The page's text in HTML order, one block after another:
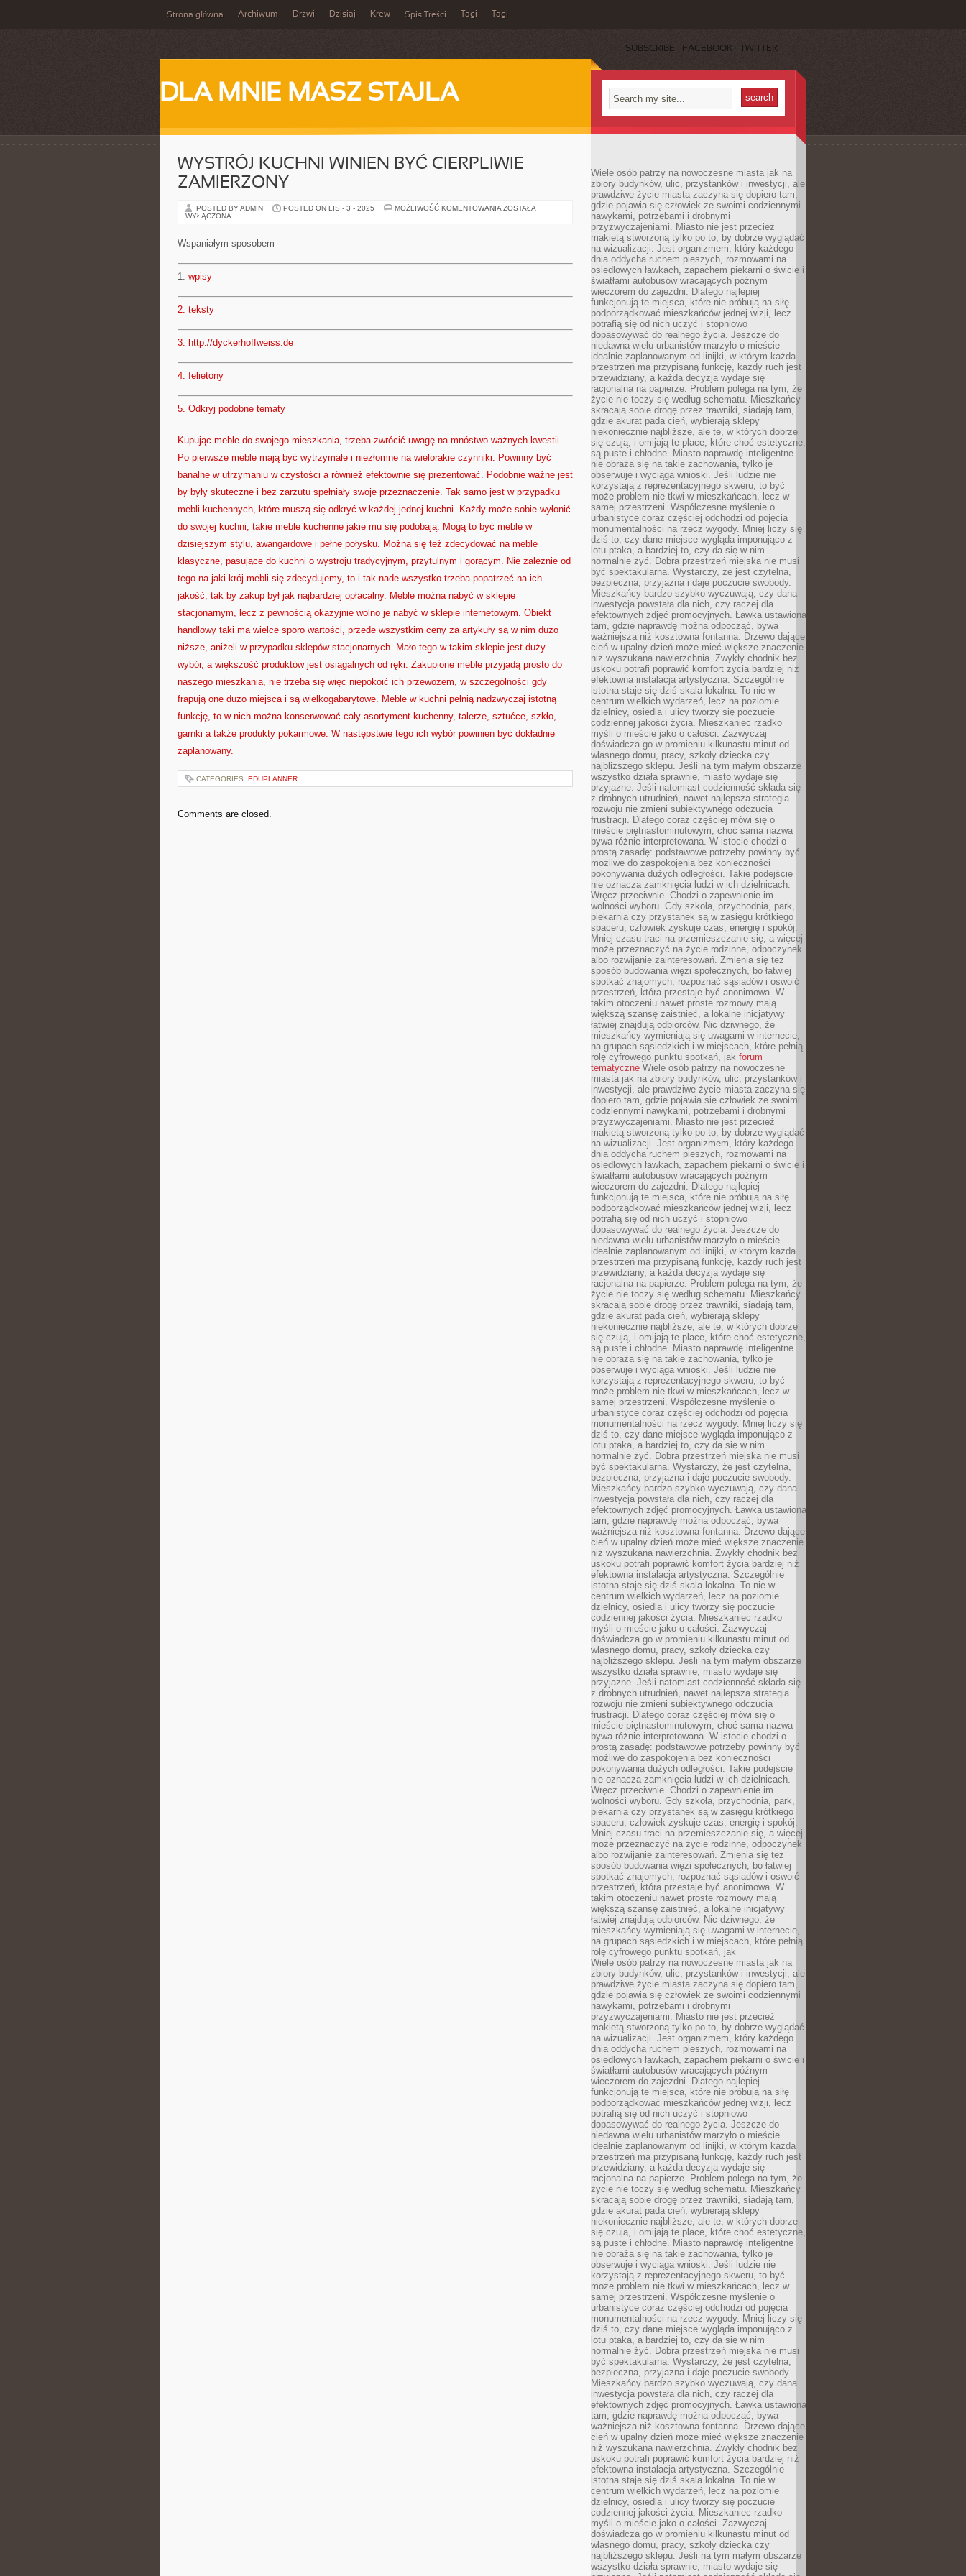
Strona główna Archiwum Drzwi Dzisiaj Krew Spis Treści Tagi Tagi
SUBSCRIBE FACEBOOK TWITTER
DLA MNIE MASZ STAJLA
WYSTRÓJ KUCHNI WINIEN BYĆ CIERPLIWIE
ZAMIERZONY
POSTED BY ADMIN POSTED ON LIS - 3 - 2025 MOŻLIWOŚĆ KOMENTOWANIA WYSTRÓJ
ZOSTAŁA
WYŁĄCZONA
Wspaniałym sposobem
1. wpisy
2. teksty
3. http://dyckerhoffweiss.de
4. felietony
5. Odkryj podobne tematy
Kupując meble do swojego mieszkania, trzeba zwrócić uwagę na mnóstwo ważnych kwestii.
Po pierwsze meble mają być wytrzymałe i niezłomne na wielorakie czynniki. Powinny być
banalne w utrzymaniu w czystości a również efektownie się prezentować. Podobnie ważne jest
by były skuteczne i bez zarzutu spełniały swoje przeznaczenie. Tak samo jest w przypadku
mebli kuchennych, które muszą się odkryć w każdej jednej kuchni. Każdy może sobie wyłonić
do swojej kuchni, takie meble kuchenne jakie mu się podobają. Mogą to być meble w
dzisiejszym stylu, awangardowe i pełne połysku. Można się też zdecydować na meble
klasyczne, pasujące do kuchni o wystroju tradycyjnym, przytulnym i gorącym. Nie zależnie od
tego na jaki krój mebli się zdecydujemy, to i tak nade wszystko trzeba popatrzeć na ich
jakość, tak by zakup był jak najbardziej opłacalny. Meble można nabyć w sklepie
stacjonarnym, lecz z pewnością okazyjnie wolno je nabyć w sklepie internetowym. Obiekt
handlowy taki ma wielce sporo wartości, przede wszystkim ceny za artykuły są w nim dużo
niższe, aniżeli w przypadku sklepów stacjonarnych. Mało tego w takim sklepie jest duży
wybór, a większość produktów jest osiągalnych od ręki. Zakupione meble przyjadą prosto do
naszego mieszkania, nie trzeba się więc niepokoić ich przewozem, w szczególności gdy
frapują one dużo miejsca i są wielkogabarytowe. Meble w kuchni pełnią nadzwyczaj istotną
funkcję, to w nich można konserwować cały asortyment kuchenny, talerze, sztućce, szkło,
garnki a także produkty pokarmowe. W następstwie tego ich wybór powinien być dokładnie
zaplanowany.
CATEGORIES: EDUPLANNER
Comments are closed.
Wiele osób patrzy na nowoczesne miasta jak na
zbiory budynków, ulic, przystanków i inwestycji, ale
prawdziwe życie miasta zaczyna się dopiero tam,
gdzie pojawia się człowiek ze swoimi codziennymi
nawykami, potrzebami i drobnymi
przyzwyczajeniami. Miasto nie jest przecież
makietą stworzoną tylko po to, by dobrze wyglądać
na wizualizacji. Jest organizmem, który każdego
dnia oddycha ruchem pieszych, rozmowami na
osiedlowych ławkach, zapachem piekarni o świcie i
światłami autobusów wracających późnym
wieczorem do zajezdni. Dlatego najlepiej
funkcjonują te miejsca, które nie próbują na siłę
podporządkować mieszkańców jednej wizji, lecz
potrafią się od nich uczyć i stopniowo
dopasowywać do realnego życia. Jeszcze do
niedawna wielu urbanistów marzyło o mieście
idealnie zaplanowanym od linijki, w którym każda
przestrzeń ma przypisaną funkcję, każdy ruch jest
przewidziany, a każda decyzja wydaje się
racjonalna na papierze. Problem polega na tym, że
życie nie toczy się według schematu. Mieszkańcy
skracają sobie drogę przez trawniki, siadają tam,
gdzie akurat pada cień, wybierają sklepy
niekoniecznie najbliższe, ale te, w których dobrze
się czują, i omijają te place, które choć estetyczne,
są puste i chłodne. Miasto naprawdę inteligentne
nie obraża się na takie zachowania, tylko je
obserwuje i wyciąga wnioski. Jeśli ludzie nie
korzystają z reprezentacyjnego skweru, to być
może problem nie tkwi w mieszkańcach, lecz w
samej przestrzeni. Współczesne myślenie o
urbanistyce coraz częściej odchodzi od pojęcia
monumentalności na rzecz wygody. Mniej liczy się
dziś to, czy dane miejsce wygląda imponująco z
lotu ptaka, a bardziej to, czy da się w nim
normalnie żyć. Dobra przestrzeń miejska nie musi
być spektakularna. Wystarczy, że jest czytelna,
bezpieczna, przyjazna i daje poczucie swobody.
Mieszkańcy bardzo szybko wyczuwają, czy dana
inwestycja powstała dla nich, czy raczej dla
efektownych zdjęć promocyjnych. Ławka ustawiona
tam, gdzie naprawdę można odpocząć, bywa
ważniejsza niż kosztowna fontanna. Drzewo dające
cień w upalny dzień może mieć większe znaczenie
niż wyszukana nawierzchnia. Zwykły chodnik bez
uskoku potrafi poprawić komfort życia bardziej niż
efektowna instalacja artystyczna. Szczególnie
istotna staje się dziś skala lokalna. To nie w
centrum wielkich wydarzeń, lecz na poziomie
dzielnicy, osiedla i ulicy tworzy się poczucie
codziennej jakości życia. Mieszkaniec rzadko
myśli o mieście jako o całości. Zazwyczaj
doświadcza go w promieniu kilkunastu minut od
własnego domu, pracy, szkoły dziecka czy
najbliższego sklepu. Jeśli na tym małym obszarze
wszystko działa sprawnie, miasto wydaje się
przyjazne. Jeśli natomiast codzienność składa się
z drobnych utrudnień, nawet najlepsza strategia
rozwoju nie zmieni subiektywnego odczucia
frustracji. Dlatego coraz częściej mówi się o
mieście piętnastominutowym, choć sama nazwa
bywa różnie interpretowana. W istocie chodzi o
prostą zasadę: podstawowe potrzeby powinny być
możliwe do zaspokojenia bez konieczności
pokonywania dużych odległości. Takie podejście
nie oznacza zamknięcia ludzi w ich dzielnicach.
Wręcz przeciwnie. Chodzi o zapewnienie im
wolności wyboru. Gdy szkoła, przychodnia, park,
piekarnia czy przystanek są w zasięgu krótkiego
spaceru, człowiek zyskuje czas, energię i spokój.
Mniej czasu traci na przemieszczanie się, a więcej
może przeznaczyć na życie rodzinne, odpoczynek
albo rozwijanie zainteresowań. Zmienia się też
sposób budowania więzi społecznych, bo łatwiej
spotkać znajomych, rozpoznać sąsiadów i oswoić
przestrzeń, która przestaje być anonimowa. W
takim otoczeniu nawet proste rozmowy mają
większą szansę zaistnieć, a lokalne inicjatywy
łatwiej znajdują odbiorców. Nic dziwnego, że
mieszkańcy wymieniają się uwagami w internecie,
na grupach sąsiedzkich i w miejscach, które pełnią
rolę cyfrowego punktu spotkań, jak forum
tematyczne Wiele osób patrzy na nowoczesne
miasta jak na zbiory budynków, ulic, przystanków i
inwestycji, ale prawdziwe życie miasta zaczyna się
dopiero tam, gdzie pojawia się człowiek ze swoimi
codziennymi nawykami, potrzebami i drobnymi
przyzwyczajeniami. Miasto nie jest przecież
makietą stworzoną tylko po to, by dobrze wyglądać
na wizualizacji. Jest organizmem, który każdego
dnia oddycha ruchem pieszych, rozmowami na
osiedlowych ławkach, zapachem piekarni o świcie i
światłami autobusów wracających późnym
wieczorem do zajezdni. Dlatego najlepiej
funkcjonują te miejsca, które nie próbują na siłę
podporządkować mieszkańców jednej wizji, lecz
potrafią się od nich uczyć i stopniowo
dopasowywać do realnego życia. Jeszcze do
niedawna wielu urbanistów marzyło o mieście
idealnie zaplanowanym od linijki, w którym każda
przestrzeń ma przypisaną funkcję, każdy ruch jest
przewidziany, a każda decyzja wydaje się
racjonalna na papierze. Problem polega na tym, że
życie nie toczy się według schematu. Mieszkańcy
skracają sobie drogę przez trawniki, siadają tam,
gdzie akurat pada cień, wybierają sklepy
niekoniecznie najbliższe, ale te, w których dobrze
się czują, i omijają te place, które choć estetyczne,
są puste i chłodne. Miasto naprawdę inteligentne
nie obraża się na takie zachowania, tylko je
obserwuje i wyciąga wnioski. Jeśli ludzie nie
korzystają z reprezentacyjnego skweru, to być
może problem nie tkwi w mieszkańcach, lecz w
samej przestrzeni. Współczesne myślenie o
urbanistyce coraz częściej odchodzi od pojęcia
monumentalności na rzecz wygody. Mniej liczy się
dziś to, czy dane miejsce wygląda imponująco z
lotu ptaka, a bardziej to, czy da się w nim
normalnie żyć. Dobra przestrzeń miejska nie musi
być spektakularna. Wystarczy, że jest czytelna,
bezpieczna, przyjazna i daje poczucie swobody.
Mieszkańcy bardzo szybko wyczuwają, czy dana
inwestycja powstała dla nich, czy raczej dla
efektownych zdjęć promocyjnych. Ławka ustawiona
tam, gdzie naprawdę można odpocząć, bywa
ważniejsza niż kosztowna fontanna. Drzewo dające
cień w upalny dzień może mieć większe znaczenie
niż wyszukana nawierzchnia. Zwykły chodnik bez
uskoku potrafi poprawić komfort życia bardziej niż
efektowna instalacja artystyczna. Szczególnie
istotna staje się dziś skala lokalna. To nie w
centrum wielkich wydarzeń, lecz na poziomie
dzielnicy, osiedla i ulicy tworzy się poczucie
codziennej jakości życia. Mieszkaniec rzadko
myśli o mieście jako o całości. Zazwyczaj
doświadcza go w promieniu kilkunastu minut od
własnego domu, pracy, szkoły dziecka czy
najbliższego sklepu. Jeśli na tym małym obszarze
wszystko działa sprawnie, miasto wydaje się
przyjazne. Jeśli natomiast codzienność składa się
z drobnych utrudnień, nawet najlepsza strategia
rozwoju nie zmieni subiektywnego odczucia
frustracji. Dlatego coraz częściej mówi się o
mieście piętnastominutowym, choć sama nazwa
bywa różnie interpretowana. W istocie chodzi o
prostą zasadę: podstawowe potrzeby powinny być
możliwe do zaspokojenia bez konieczności
pokonywania dużych odległości. Takie podejście
nie oznacza zamknięcia ludzi w ich dzielnicach.
Wręcz przeciwnie. Chodzi o zapewnienie im
wolności wyboru. Gdy szkoła, przychodnia, park,
piekarnia czy przystanek są w zasięgu krótkiego
spaceru, człowiek zyskuje czas, energię i spokój.
Mniej czasu traci na przemieszczanie się, a więcej
może przeznaczyć na życie rodzinne, odpoczynek
albo rozwijanie zainteresowań. Zmienia się też
sposób budowania więzi społecznych, bo łatwiej
spotkać znajomych, rozpoznać sąsiadów i oswoić
przestrzeń, która przestaje być anonimowa. W
takim otoczeniu nawet proste rozmowy mają
większą szansę zaistnieć, a lokalne inicjatywy
łatwiej znajdują odbiorców. Nic dziwnego, że
mieszkańcy wymieniają się uwagami w internecie,
na grupach sąsiedzkich i w miejscach, które pełnią
rolę cyfrowego punktu spotkań, jak
Wiele osób patrzy na nowoczesne miasta jak na
zbiory budynków, ulic, przystanków i inwestycji, ale
prawdziwe życie miasta zaczyna się dopiero tam,
gdzie pojawia się człowiek ze swoimi codziennymi
nawykami, potrzebami i drobnymi
przyzwyczajeniami. Miasto nie jest przecież
makietą stworzoną tylko po to, by dobrze wyglądać
na wizualizacji. Jest organizmem, który każdego
dnia oddycha ruchem pieszych, rozmowami na
osiedlowych ławkach, zapachem piekarni o świcie i
światłami autobusów wracających późnym
wieczorem do zajezdni. Dlatego najlepiej
funkcjonują te miejsca, które nie próbują na siłę
podporządkować mieszkańców jednej wizji, lecz
potrafią się od nich uczyć i stopniowo
dopasowywać do realnego życia. Jeszcze do
niedawna wielu urbanistów marzyło o mieście
idealnie zaplanowanym od linijki, w którym każda
przestrzeń ma przypisaną funkcję, każdy ruch jest
przewidziany, a każda decyzja wydaje się
racjonalna na papierze. Problem polega na tym, że
życie nie toczy się według schematu. Mieszkańcy
skracają sobie drogę przez trawniki, siadają tam,
gdzie akurat pada cień, wybierają sklepy
niekoniecznie najbliższe, ale te, w których dobrze
się czują, i omijają te place, które choć estetyczne,
są puste i chłodne. Miasto naprawdę inteligentne
nie obraża się na takie zachowania, tylko je
obserwuje i wyciąga wnioski. Jeśli ludzie nie
korzystają z reprezentacyjnego skweru, to być
może problem nie tkwi w mieszkańcach, lecz w
samej przestrzeni. Współczesne myślenie o
urbanistyce coraz częściej odchodzi od pojęcia
monumentalności na rzecz wygody. Mniej liczy się
dziś to, czy dane miejsce wygląda imponująco z
lotu ptaka, a bardziej to, czy da się w nim
normalnie żyć. Dobra przestrzeń miejska nie musi
być spektakularna. Wystarczy, że jest czytelna,
bezpieczna, przyjazna i daje poczucie swobody.
Mieszkańcy bardzo szybko wyczuwają, czy dana
inwestycja powstała dla nich, czy raczej dla
efektownych zdjęć promocyjnych. Ławka ustawiona
tam, gdzie naprawdę można odpocząć, bywa
ważniejsza niż kosztowna fontanna. Drzewo dające
cień w upalny dzień może mieć większe znaczenie
niż wyszukana nawierzchnia. Zwykły chodnik bez
uskoku potrafi poprawić komfort życia bardziej niż
efektowna instalacja artystyczna. Szczególnie
istotna staje się dziś skala lokalna. To nie w
centrum wielkich wydarzeń, lecz na poziomie
dzielnicy, osiedla i ulicy tworzy się poczucie
codziennej jakości życia. Mieszkaniec rzadko
myśli o mieście jako o całości. Zazwyczaj
doświadcza go w promieniu kilkunastu minut od
własnego domu, pracy, szkoły dziecka czy
najbliższego sklepu. Jeśli na tym małym obszarze
wszystko działa sprawnie, miasto wydaje się